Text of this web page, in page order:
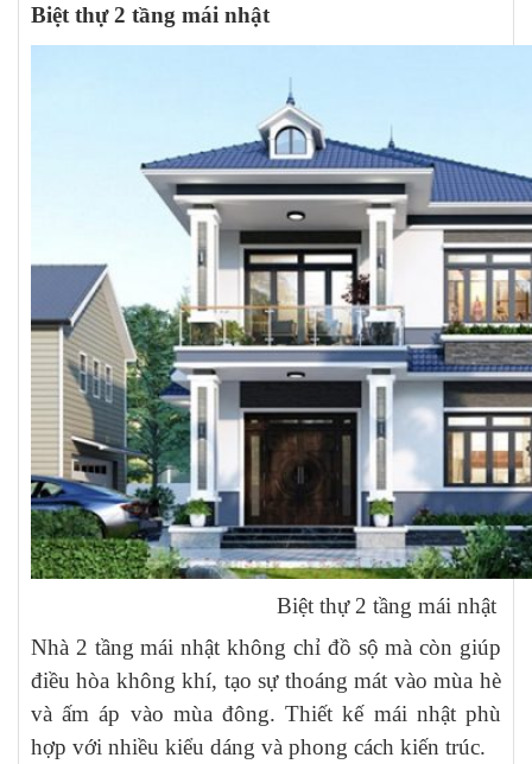
Biệt thự 2 tầng mái nhật
Biệt thự 2 tầng mái nhật
Nhà 2 tầng mái nhật không chỉ đồ sộ mà còn giúp
điều hòa không khí, tạo sự thoáng mát vào mùa hè
và ấm áp vào mùa đông. Thiết kế mái nhật phù
hợp với nhiều kiểu dáng và phong cách kiến trúc.